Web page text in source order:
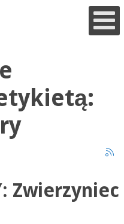
Zwierzyniec